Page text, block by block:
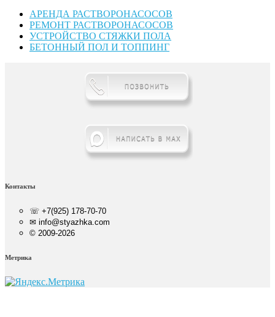
АРЕНДА РАСТВОРОНАСОСОВ
РЕМОНТ РАСТВОРОНАСОСОВ
УСТРОЙСТВО СТЯЖКИ ПОЛА
БЕТОННЫЙ ПОЛ И ТОППИНГ
Контакты
☏ +7(925) 178-70-70
✉ info@styazhka.com
© 2009-2026
Метрика